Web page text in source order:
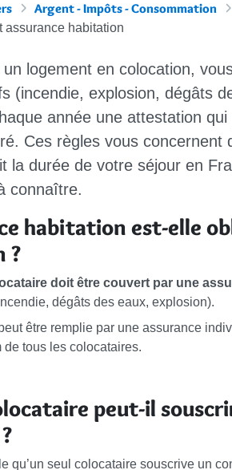
Argent - Impôts - Consommation
assurance habitation
un logement en colocation,
(incendie, explosion, dégâts
année une attestation
Ces règles vous concernent
la durée de votre séjour en
connaître.
habitation est-elle
?
doit être couvert par une
dégâts des eaux, explosion).
être remplie par une assurance
de tous les colocataires.
peut-il
qu’un seul colocataire souscrive un